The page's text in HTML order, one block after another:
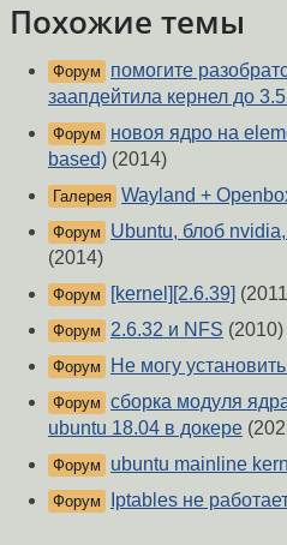
Похожие темы
Форум
помогите
заапдейтила кернел до
Форум
новоя ядро на
based) (2014)
Галерея Wayland +
Форум
Ubuntu, блоб
(2014)
Форум [kernel][2.6.39]
Форум 2.6.32 и NFS (2010)
Форум Не могу
Форум cборка модуля
ubuntu 18.04 в докере
Форум ubuntu mainline
Форум Iptables не